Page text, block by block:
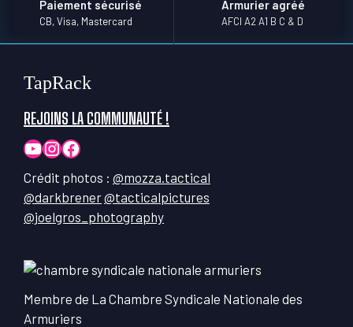
Paiement sécurisé
CB, Visa, Mastercard
Armurier agréé
AFCI A2 A1 B C & D
TapRack
REJOINS LA COMMUNAUTÉ !
YouTube
Instagram
Facebook
Crédit photos : @mozza.tactical
@darkbrener@tacticalpictures
@joelgros_photography
Membre de La Chambre Syndicale Nationale des
Armuriers